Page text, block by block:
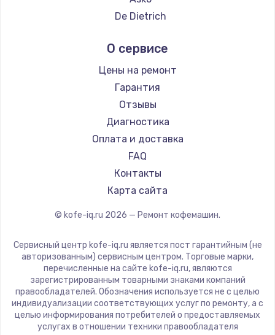
Ремонт кофемашин DELTA
Ремонт кофемашин Kyvol
Ремонт кофемашин RED solution
Ремонт кофемашин Bravilor Bonamat
Ремонт кофемашин Vard
Ремонт кофемашин Tuvio
Ремонт кофемашин Carrera
Ремонт кофемашин Supra
De Dietrich
Ascaso
Jura
Olympia
Saeco
La Cimbali
WMF
Yamaguchi
Nivona
Astoria
ROCKET MOZZAFIATO
Vivitek
Thomson
Hisense
DELTA
О сервисе
Цены на ремонт
Гарантия
Отзывы
Диагностика
Оплата и доставка
FAQ
Контакты
Карта сайта
© kofe-iq.ru 2026 — Ремонт кофемашин.
Сервисный центр kofe-iq.ru является пост гарантийным (не
авторизованным) сервисным центром. Торговые марки,
перечисленные на сайте kofe-iq.ru, являются
зарегистрированным товарными знаками компаний
правообладателей. Обозначения используется не с целью
индивидуализации соответствующих услуг по ремонту, а с
целью информирования потребителей о предоставляемых
услугах в отношении техники правообладателя